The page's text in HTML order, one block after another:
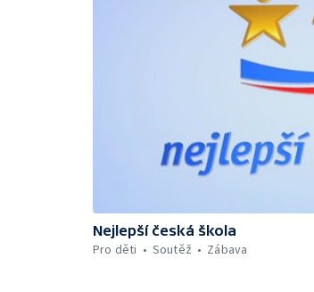
Nejlepší česká škola
Pro děti
Soutěž Zábava